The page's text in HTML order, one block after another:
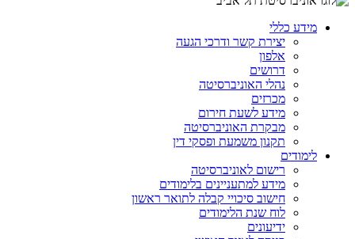
מידע כללי
יצירת קשר ודרכי הגעה
אלפון
דרושים
נהלי האוניברסיטה
מכרזים
מידע לשעת חירום
מבקרת האוניברסיטה
תקנון משמעת ופסקי דין
לימודים
רישום לאוניברסיטה
מידע למתעניינים בלימודים
חישוב סיכויי קבלה לתואר ראשון
לוח שנת הלימודים
ידיעונים